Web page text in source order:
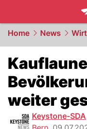
Home News
weiter
Keystone-SDA